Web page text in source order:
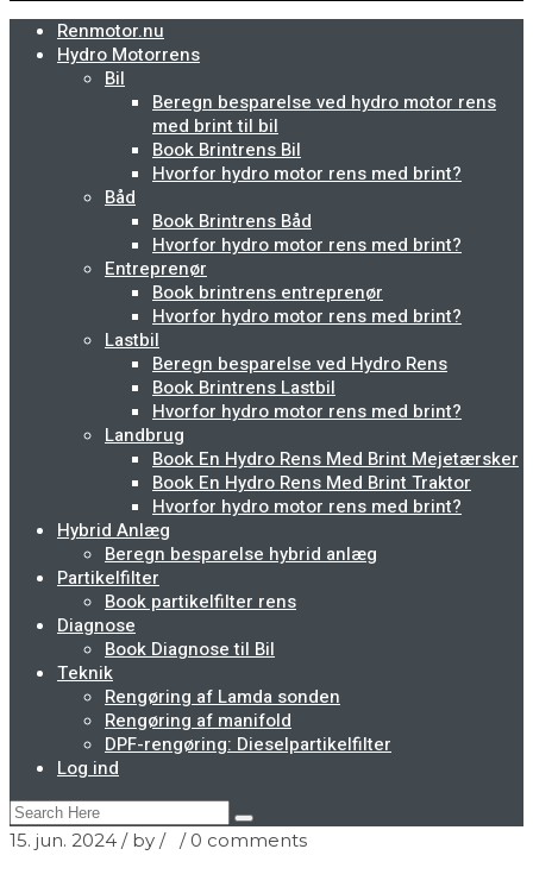
Renmotor.nu
Hydro Motorrens
Bil
Beregn besparelse ved hydro motor rens
med brint til bil
Book Brintrens Bil
Hvorfor hydro motor rens med brint?
Båd
Book Brintrens Båd
Hvorfor hydro motor rens med brint?
Entreprenør
Book brintrens entreprenør
Hvorfor hydro motor rens med brint?
Lastbil
Beregn besparelse ved Hydro Rens
Book Brintrens Lastbil
Hvorfor hydro motor rens med brint?
Landbrug
Book En Hydro Rens Med Brint Mejetærsker
Book En Hydro Rens Med Brint Traktor
Hvorfor hydro motor rens med brint?
Hybrid Anlæg
Beregn besparelse hybrid anlæg
Partikelfilter
Book partikelfilter rens
Diagnose
Book Diagnose til Bil
Teknik
Rengøring af Lamda sonden
Rengøring af manifold
DPF-rengøring: Dieselpartikelfilter
Log ind
15. jun. 2024 / by / / 0 comments